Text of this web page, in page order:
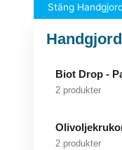
Stäng
Biot Drop -
2 produkter
2 produkter